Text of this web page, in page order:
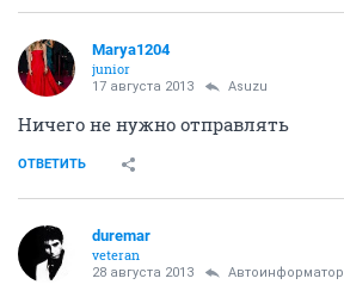
Marya1204
junior
17 августа 2013 Asuzu
Ничего не нужно отправлять
ОТВЕТИТЬ
duremar
veteran
28 августа 2013 Автоинформатор